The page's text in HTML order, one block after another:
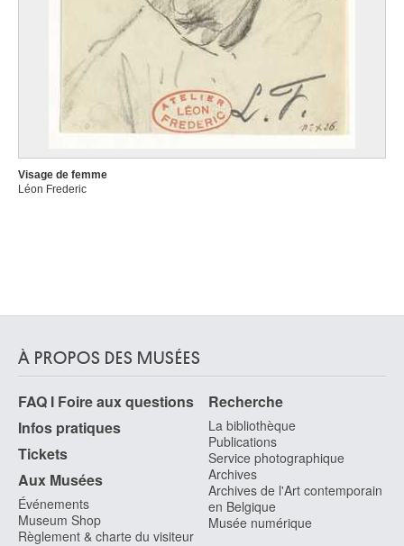
Visage de femme
Léon Frederic
À PROPOS DES MUSÉES
FAQ I Foire aux questions
Infos pratiques
Tickets
Aux Musées
Événements
Museum Shop
Règlement & charte du visiteur
Recherche
La bibliothèque
Publications
Service photographique
Archives
Archives de l'Art contemporain
en Belgique
Musée numérique